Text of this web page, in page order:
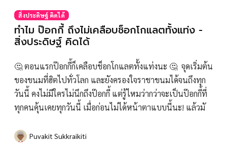
สิ่งประดิษฐ์ คิดได้
ทำไม ป๊อกกี้ ถึงไม่เคลือบช็อกโกแลตทั้งแท่ง -
สิ่งประดิษฐ์ คิดได้
🤔 ตอนแรกป๊อกกี้ก็เคลือบช็อกโกแลตทั้งแท่งนะ 🤔 จุดเริ่มต้น
ของขนมที่ฮิตไปทั่วโลก และยังครองใจราชาขนมได้จนถึงทุก
วันนี้ คงไม่มีใครไม่นึกถึงป๊อกกี้ แต่รู้ไหมว่ากว่าจะเป็นป๊อกกี้ที่
ทุกคนคุ้นเคยทุกวันนี้ เมื่อก่อนไม่ได้หน้าตาแบบนี้นะ! แล้วมั
Puvakit Sukkraikiti